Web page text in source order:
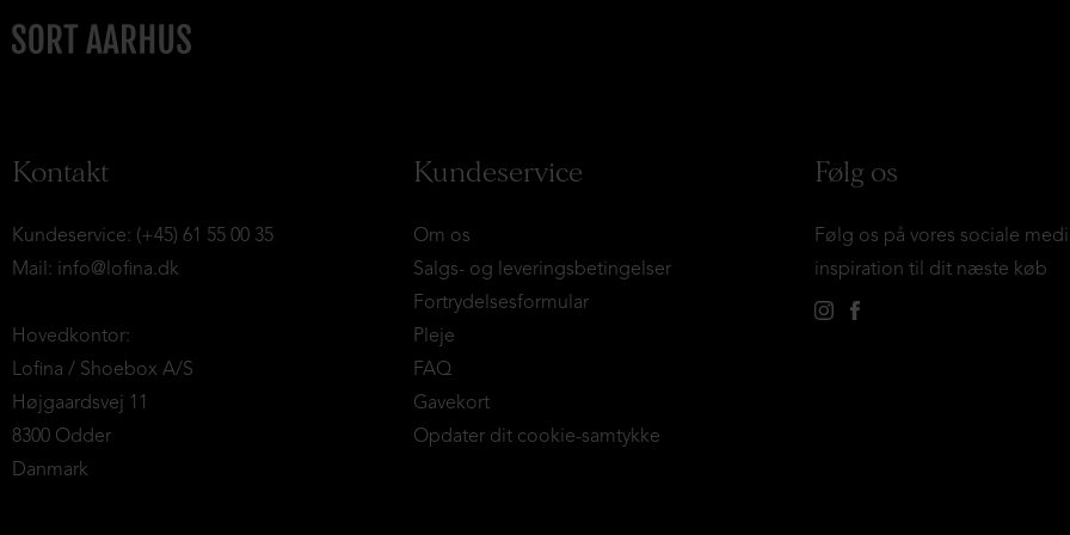
Kontakt
Kundeservice: (+45) 61 55 00 35
Mail: info@lofina.dk
Hovedkontor:
Lofina / Shoebox A/S
Højgaardsvej 11
8300 Odder
Danmark
Kundeservice
Om os
Salgs- og leveringsbetingelser
Fortrydelsesformular
Pleje
FAQ
Gavekort
Opdater dit cookie-samtykke
Følg os
Følg os på vores sociale
inspiration til dit næste køb